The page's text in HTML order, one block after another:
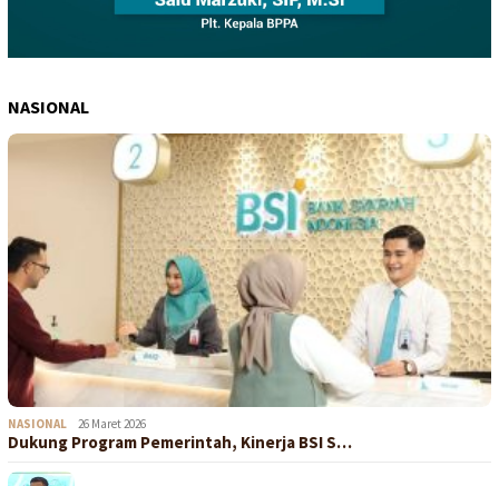
NASIONAL
NASIONAL 26 Maret 2026
Dukung Program Pemerintah, Kinerja BSI S…